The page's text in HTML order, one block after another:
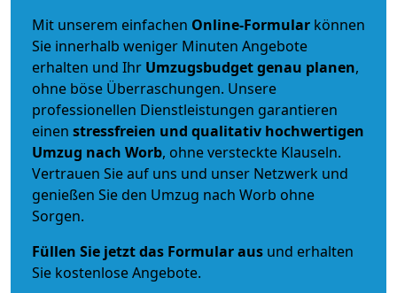
Mit unserem einfachen Online-Formular können
Sie innerhalb weniger Minuten Angebote
erhalten und Ihr Umzugsbudgetgenau planen,
ohne böse Überraschungen. Unsere
professionellen Dienstleistungen garantieren
einen stressfreien und qualitativ hochwertigen
Umzug nach Worb, ohne versteckte Klauseln.
Vertrauen Sie auf uns und unser Netzwerk und
genießen Sie den Umzug nach Worb ohne
Sorgen.
Füllen Sie jetzt das Formular aus und erhalten
Sie kostenlose Angebote.